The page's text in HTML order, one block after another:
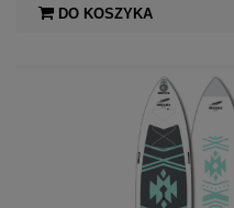
DO KOSZYKA